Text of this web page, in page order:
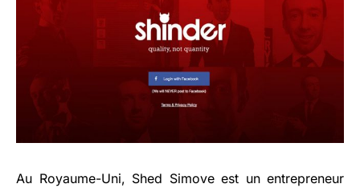
Au Royaume-Uni, Shed Simove est un entrepreneur